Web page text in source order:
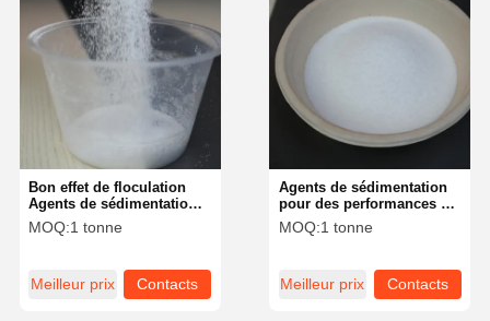
Bon effet de floculation
Agents de sédimentation à
haute température et
conditions acides
MOQ:1 tonne
Meilleur prix Contacts
Agents de sédimentation
pour des performances de
sédimentation optimisées
à haute température
MOQ:1 tonne
Meilleur prix Contacts